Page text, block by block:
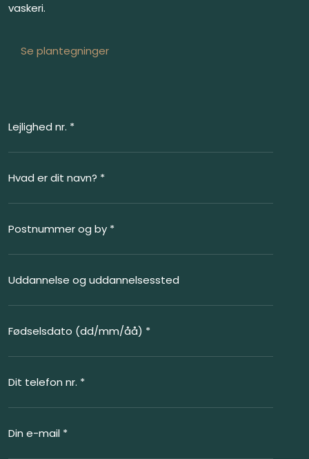
vaskeri.
​Se plantegninger